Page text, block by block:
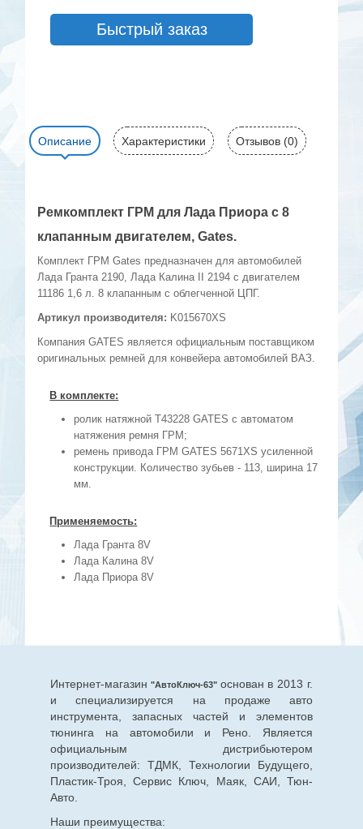
Быстрый заказ
Описание Характеристики Отзывов (0)
Ремкомплект ГРМ для Лада Приора с 8
клапанным двигателем, Gates.
Комплект ГРМ Gates предназначен для автомобилей
Лада Гранта 2190, Лада Калина II 2194 с двигателем
11186 1,6 л. 8 клапанным с облегченной ЦПГ.
Артикул производителя: K015670XS
Компания GATES является официальным поставщиком
оригинальных ремней для конвейера автомобилей ВАЗ.
В комплекте:
ролик натяжной T43228 GATES с автоматом
натяжения ремня ГРМ;
ремень привода ГРМ GATES 5671XS усиленной
конструкции. Количество зубьев - 113, ширина 17
мм.
Применяемость:
Лада Гранта 8V
Лада Калина 8V
Лада Приора 8V
Интернет-магазин "АвтоКлюч-63" основан в 2013 г.
и специализируется на продаже авто
инструмента, запасных частей и элементов
тюнинга на автомобили и Рено. Является
официальным дистрибьютером
производителей: ТДМК, Технологии Будущего,
Пластик-Троя, Сервис Ключ, Маяк, САИ, Тюн-
Авто.
Наши преимущества: